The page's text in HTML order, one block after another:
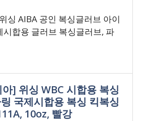
싱 AIBA 공인 복싱글러브 아이
시합용 글러브 복싱글러브, 파
] 위싱 WBC 시합용 복싱
국제시합용 복싱 킥복싱
10oz, 빨강